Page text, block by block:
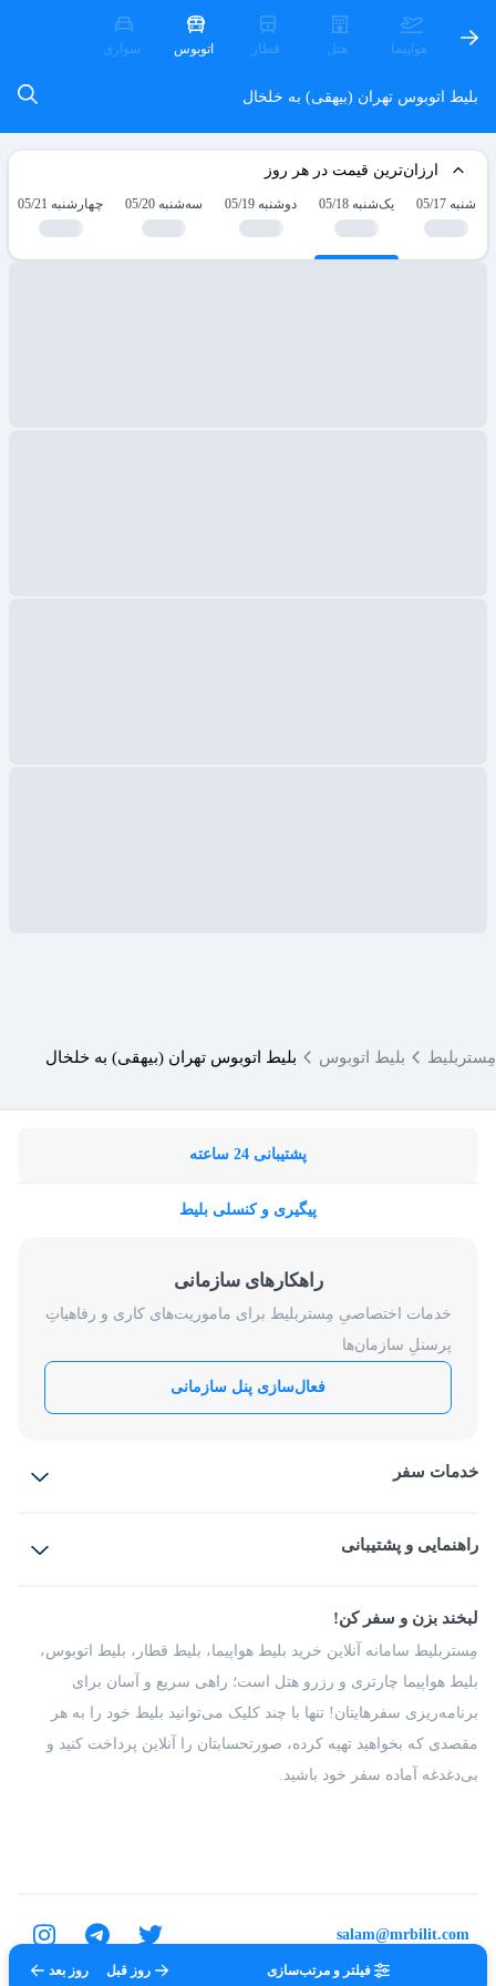
فیلتر و مرتب‌سازی روز قبل روز بعد
هواپیما هتل قطار اتوبوس سواری
بلیط اتوبوس تهران (بیهقی) به خلخال
ارزان‌ترین قیمت در هر روز
شنبه 05/17 یک‌شنبه 05/18 دوشنبه 05/19 سه‌شنبه 05/20 چهارشنبه 05/21
مِستربلیط بلیط اتوبوس بلیط اتوبوس تهران (بیهقی) به خلخال
پشتیبانی 24 ساعته
پیگیری و کنسلی بلیط
راهکارهای سازمانی
خدمات اختصاصیِ مِستربلیط برای ماموریت‌های کاری و رفاهیاتِ
پرسنلِ سازمان‌ها
فعال‌سازی پنل سازمانی
خدمات سفر
بلیط قطار
راهنمایی و پشتیبانی
شرایط و مقررات
راهکار سازمانی
فرصت‌های شغلی
درباره ما
لبخند بزن و سفر کن!
مِستربلیط سامانه آنلاین خرید بلیط هواپیما، بلیط قطار، بلیط اتوبوس،
بلیط هواپیما چارتری و رزرو هتل است؛ راهی سریع و آسان برای
برنامه‌ریزی سفرهایتان! تنها با چند کلیک می‌توانید بلیط خود را به هر
مقصدی که بخواهید تهیه کرده، صورتحسابتان را آنلاین پرداخت کنید و
بی‌دغدغه آماده سفر خود باشید.
تمامی حقوق برای شرکت عتیق گشت اصفهان محفوظ است.
salam@mrbilit.com